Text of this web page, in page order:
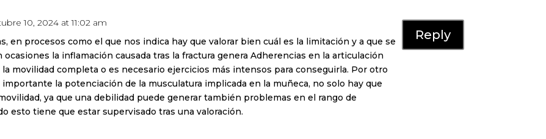
10, 2024 at 11:02 am
en procesos como el que nos indica hay que valorar bien cuál es la limitación y a que se
ocasiones la inflamación causada tras la fractura genera Adherencias en la articulación
movilidad completa o es necesario ejercicios más intensos para conseguirla. Por otro
la potenciación de la musculatura implicada en la muñeca, no solo hay que
ya que una debilidad puede generar también problemas en el rango de
esto tiene que estar supervisado tras una valoración.
Reply